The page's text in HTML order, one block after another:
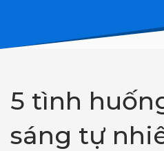
5 tình
sáng tự